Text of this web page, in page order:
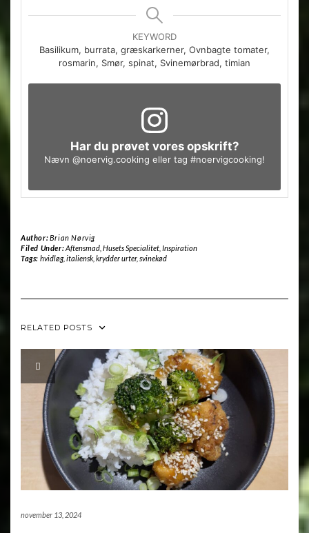
KEYWORD
Basilikum, burrata, græskarkerner, Ovnbagte tomater,
rosmarin, Smør, spinat, Svinemørbrad, timian
Har du prøvet vores opskrift?
Nævn @noervig.cooking eller tag #noervigcooking!
Author:Brian Nørvig
Filed Under:Aftensmad, Husets Specialitet, Inspiration
Tags: hvidløg, italiensk, krydder urter, svinekød
RELATED POSTS
november 13, 2024